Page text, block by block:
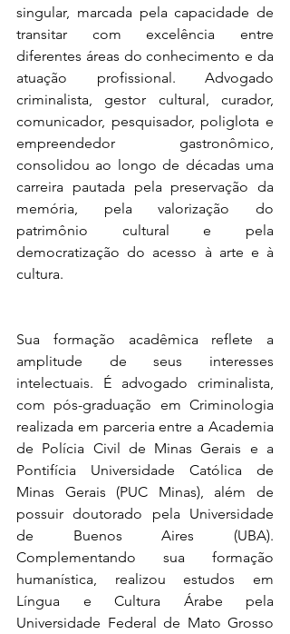
singular, marcada pela capacidade de
transitar com excelência entre
diferentes áreas do conhecimento e da
atuação profissional. Advogado
criminalista, gestor cultural, curador,
comunicador, pesquisador, poliglota e
empreendedor gastronômico,
consolidou ao longo de décadas uma
carreira pautada pela preservação da
memória, pela valorização do
patrimônio cultural e pela
democratização do acesso à arte e à
cultura.
Sua formação acadêmica reflete a
amplitude de seus interesses
intelectuais. É advogado criminalista,
com pós-graduação em Criminologia
realizada em parceria entre a Academia
de Polícia Civil de Minas Gerais e a
Pontifícia Universidade Católica de
Minas Gerais (PUC Minas), além de
possuir doutorado pela Universidade
de Buenos Aires (UBA).
Complementando sua formação
humanística, realizou estudos em
Língua e Cultura Árabe pela
Universidade Federal de Mato Grosso